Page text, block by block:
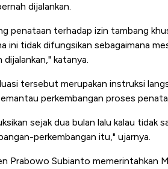
dijalankan.
penataan terhadap izin tambang
ini tidak difungsikan sebagaimana
katanya.
tersebut merupakan instruksi
perkembangan proses
sejak dua bulan lalu kalau tidak
perkembangan itu," ujarnya.
Prabowo Subianto memerintahkan
Keran Ekspor, Harga
ke Zona Berbahaya
Adu